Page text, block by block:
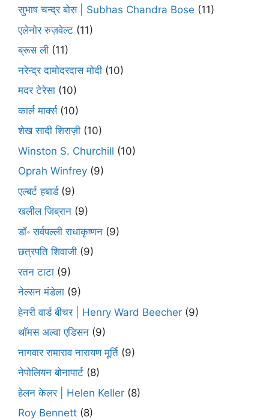
सुभाष चन्द्र बोस | Subhas Chandra Bose (11)
एलेनोर रुज़वेल्ट (11)
ब्रूस ली (11)
नरेन्द्र दामोदरदास मोदी (10)
मदर टेरेसा (10)
कार्ल मार्क्स(10)
शेख सादी शिराज़ी (10)
Winston S. Churchill (10)
Oprah Winfrey (9)
एल्बर्ट हबार्ड(9)
खलील जिब्रान (9)
डॉ॰ सर्वपल्ली राधाकृष्णन (9)
छत्रपति शिवाजी (9)
रतन टाटा (9)
नेल्सन मंडेला (9)
हेनरी वार्ड बीचर | Henry Ward Beecher (9)
थॉमस अल्वा एडिसन (9)
नागवार रामाराव नारायण मूर्ति (9)
नेपोलियन बोनापार्ट (8)
हेलन केलर | Helen Keller (8)
Roy Bennett (8)